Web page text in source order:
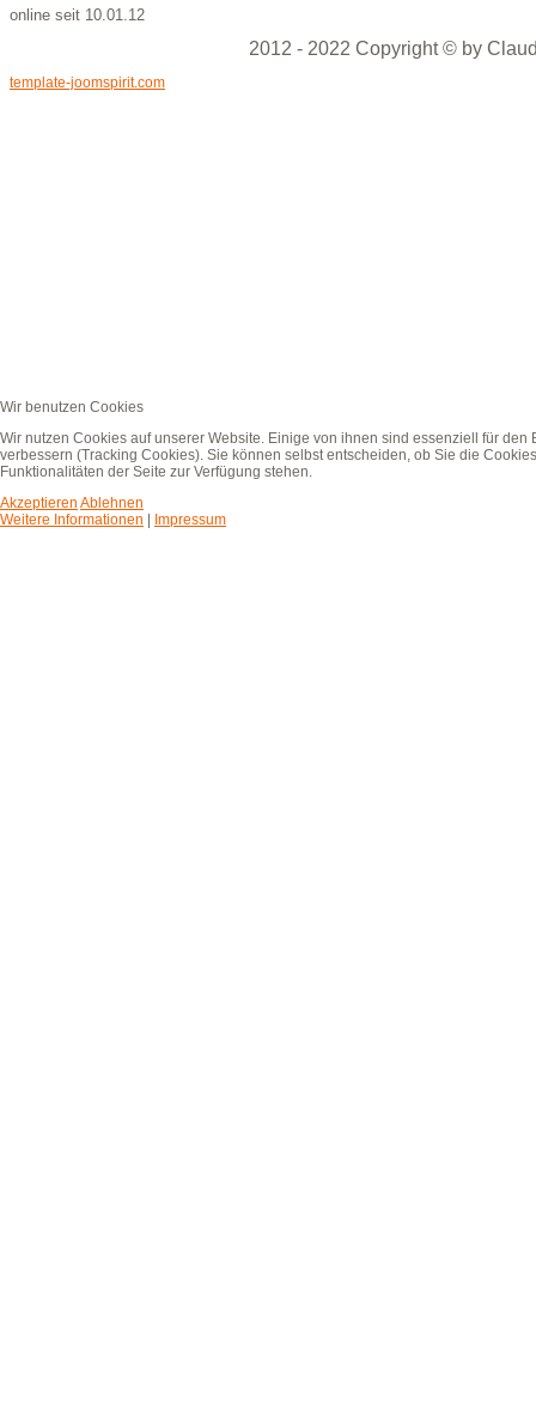
online seit 10.01.12
2012 - 2022 Copyright © by
template-joomspirit.com
Wir benutzen Cookies
Wir nutzen Cookies auf unserer Website. Einige von ihnen sind essenziell für
verbessern (Tracking Cookies). Sie können selbst entscheiden, ob Sie die
Funktionalitäten der Seite zur Verfügung stehen.
Akzeptieren Ablehnen
Weitere Informationen
Impressum